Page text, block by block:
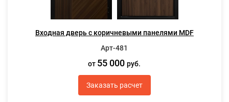
Входная дверь с коричневыми панелями MDF
Арт-481
от 55 000руб.
Заказать расчет